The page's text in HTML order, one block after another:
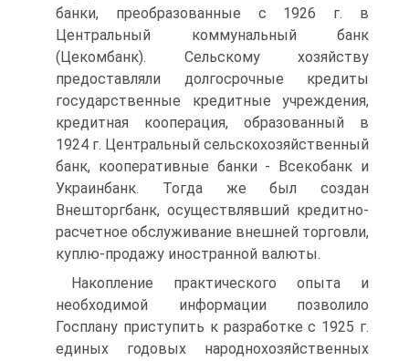
банки, преобразованные с 1926 г. в
Центральный коммунальный банк
(Цекомбанк). Сельскому хозяйству
предоставляли долгосрочные кредиты
государственные кредитные учреждения,
кредитная кооперация, образованный в
1924 г. Центральный сельскохозяйственный
банк, кооперативные банки - Всекобанк и
Украинбанк. Тогда же был создан
Внешторгбанк, осуществлявший кредитно-
расчетное обслуживание внешней торговли,
куплю-продажу иностранной валюты.
Накопление практического опыта и
необходимой информации позволило
Госплану приступить к разработке с 1925 г.
единых годовых народнохозяйственных